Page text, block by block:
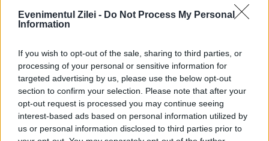
Evenimentul Zilei - Do Not Process My Personal
Information
If you wish to opt-out of the sale, sharing to third parties, or
processing of your personal or sensitive information for
targeted advertising by us, please use the below opt-out
section to confirm your selection. Please note that after your
opt-out request is processed you may continue seeing
interest-based ads based on personal information utilized by
us or personal information disclosed to third parties prior to
Plată impusă prin lege pentru românii
care stau la bloc. Aceste sume devin
obligații pentru proprietari
Atlanta autonomie masini soferi